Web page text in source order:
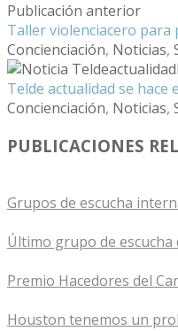
Publicación anterior
Taller violenciacero para
Concienciación, Noticias,
Telde actualidad se hace
Concienciación, Noticias,
PUBLICACIONES
Grupos de escucha
Último grupo de escucha
Premio Hacedores del
Houston tenemos un